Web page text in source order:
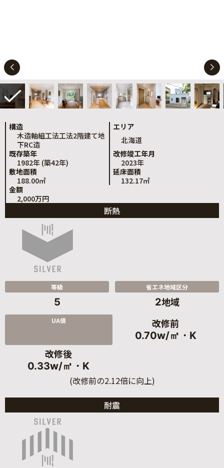
構造
木造軸組工法工法2階建て地
下RC造
エリア
北海道
既存築年
1982年 (築42年)
改修竣工年月
2023年
敷地面積
188.00㎡
延床面積
132.17㎡
金額
2,000万円
断熱
等級
5
省エネ地域区分
2地域
UA値 改修前
0.70w/㎡・K
改修後
0.33w/㎡・K
(改修前の2.12倍に向上)
耐震